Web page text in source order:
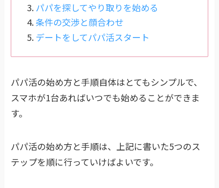
パパを探してやり取りを始める
条件の交渉と顔合わせ
デートをしてパパ活スタート
パパ活の始め方と手順自体はとてもシンプルで、
スマホが1台あればいつでも始めることができま
す。
パパ活の始め方と手順は、上記に書いた5つのス
テップを順に行っていけばよいです。